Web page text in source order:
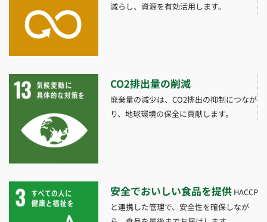
減らし、資源を有効活用します。
CO2排出量の削減
廃棄量の減少は、CO2排出の抑制につなが
り、地球環境の保全に貢献します。
安全でおいしい食品を提供HACCP
と連携した管理で、安全性を確保しなが